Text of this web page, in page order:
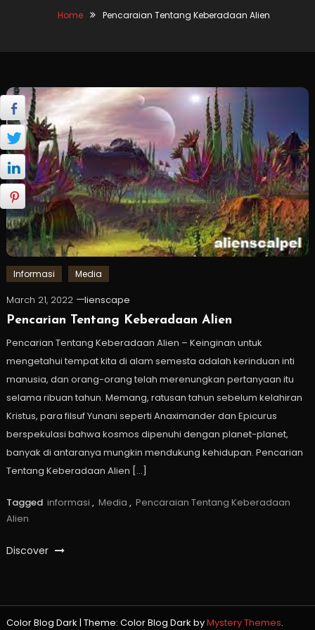
Home Pencaraian Tentang Keberadaan Alien
Informasi Media
March 21, 2022
lienscape
Pencarian Tentang Keberadaan Alien
Pencarian Tentang Keberadaan Alien – Keinginan untuk
mengetahui tempat kita di alam semesta adalah kerinduan inti
manusia, dan orang-orang telah merenungkan pertanyaan itu
selama ribuan tahun. Memang, ratusan tahun sebelum kelahiran
Kristus, para filsuf Yunani seperti Anaximander dan Epicurus
berspekulasi bahwa kosmos dipenuhi dengan planet-planet,
banyak di antaranya mungkin mendukung kehidupan. Pencarian
Tentang Keberadaan Alien […]
Tagged informasi , Media , Pencaraian Tentang Keberadaan
Alien
Discover
Color Blog Dark | Theme: Color Blog Dark byMystery Themes.